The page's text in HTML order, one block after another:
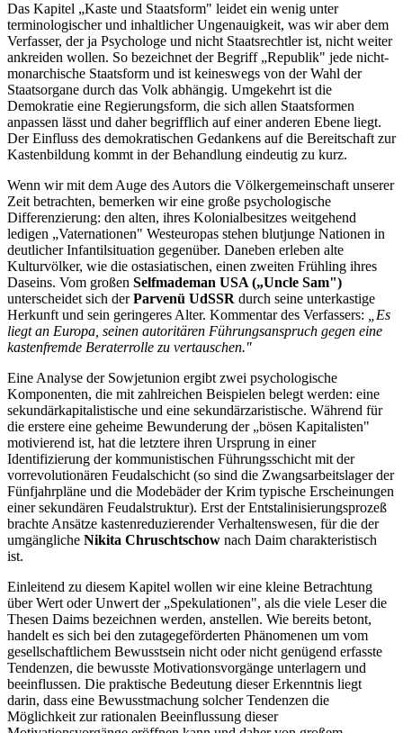
Das Kapitel „Kaste und Staatsform" leidet ein wenig unter
terminologischer und inhaltlicher Ungenauigkeit, was wir aber dem
Verfasser, der ja Psychologe und nicht Staatsrechtler ist, nicht weiter
ankreiden wollen. So bezeichnet der Begriff „Republik" jede nicht-
monarchische Staatsform und ist keineswegs von der Wahl der
Staatsorgane durch das Volk abhängig. Umgekehrt ist die
Demokratie eine Regierungsform, die sich allen Staatsformen
anpassen lässt und daher begrifflich auf einer anderen Ebene liegt.
Der Einfluss des demokratischen Gedankens auf die Bereitschaft zur
Kastenbildung kommt in der Behandlung eindeutig zu kurz.
Wenn wir mit dem Auge des Autors die Völkergemeinschaft unserer
Zeit betrachten, bemerken wir eine große psychologische
Differenzierung: den alten, ihres Kolonialbesitzes weitgehend
ledigen „Vaternationen" Westeuropas stehen blutjunge Nationen in
deutlicher Infantilsituation gegenüber. Daneben erleben alte
Kulturvölker, wie die ostasiatischen, einen zweiten Frühling ihres
Daseins. Vom großen Selfmademan USA („Uncle Sam")
unterscheidet sich derParvenü UdSSR durch seine unterkastige
Herkunft und sein geringeres Alter. Kommentar des Verfassers:
„Es
liegt an Europa, seinen autoritären Führungsanspruch gegen eine
kastenfremde Beraterrolle zu vertauschen."
Eine Analyse der Sowjetunion ergibt zwei psychologische
Komponenten, die mit zahlreichen Beispielen belegt werden: eine
sekundärkapitalistische und eine sekundärzaristische. Während für
die erstere eine geheime Bewunderung der „bösen Kapitalisten"
motivierend ist, hat die letztere ihren Ursprung in einer
Identifizierung der kommunistischen Führungsschicht mit der
vorrevolutionären Feudalschicht (so sind die Zwangsarbeitslager der
Fünfjahrpläne und die Modebäder der Krim typische Erscheinungen
einer sekundären Feudalstruktur). Erst der Entstalinisierungsprozeß
brachte Ansätze kastenreduzierender Verhaltenswesen, für die der
umgängliche Nikita Chruschtschow nach Daim charakteristisch
ist.
Einleitend zu diesem Kapitel wollen wir eine kleine Betrachtung
über Wert oder Unwert der „Spekulationen", als die viele Leser die
Thesen Daims bezeichnen werden, anstellen. Wie bereits betont,
handelt es sich bei den zutagegeförderten Phänomenen um vom
gesellschaftlichem Bewusstsein nicht oder nicht genügend erfasste
Tendenzen, die bewusste Motivationsvorgänge unterlagern und
beeinflussen. Die praktische Bedeutung dieser Erkenntnis liegt
darin, dass eine Bewusstmachung solcher Tendenzen die
Möglichkeit zur rationalen Beeinflussung dieser